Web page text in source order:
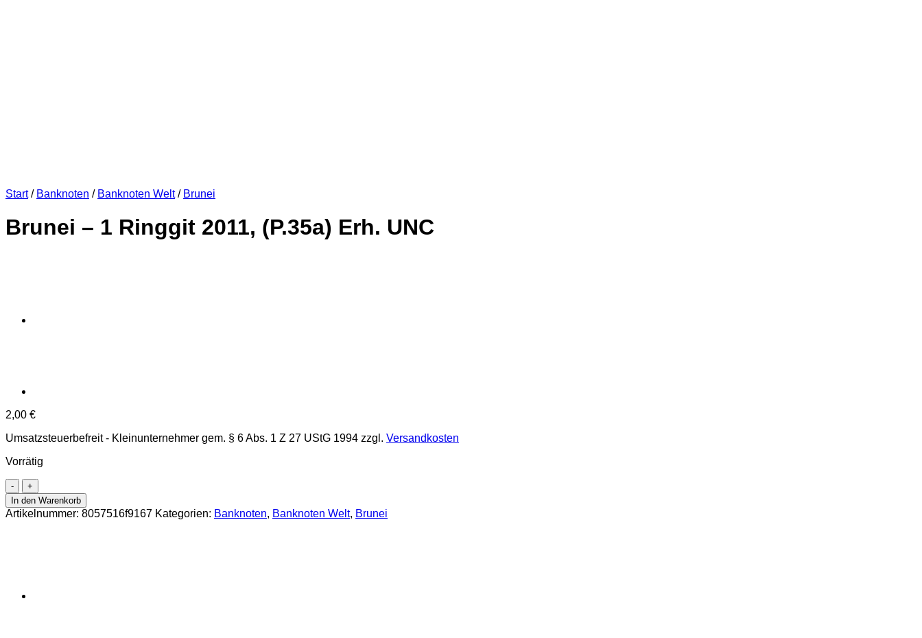
Start / Banknoten / Banknoten Welt / Brunei
Brunei – 1 Ringgit 2011, (P.35a) Erh. UNC
2,00 €
Umsatzsteuerbefreit - Kleinunternehmer gem. § 6 Abs. 1 Z 27 UStG 1994 zzgl. Versandkosten
Vorrätig
Brunei
-
1
Ringgit
In den Warenkorb
Artikelnummer: 8057516f9167 Kategorien: Banknoten, Banknoten Welt, Brunei